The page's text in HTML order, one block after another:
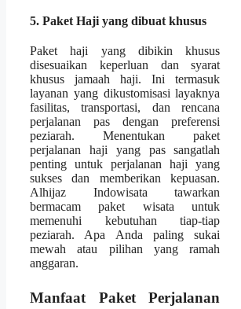
5. Paket Haji yang dibuat khusus
Paket haji yang dibikin khusus
disesuaikan keperluan dan syarat
khusus jamaah haji. Ini termasuk
layanan yang dikustomisasi layaknya
fasilitas, transportasi, dan rencana
perjalanan pas dengan preferensi
peziarah. Menentukan paket
perjalanan haji yang pas sangatlah
penting untuk perjalanan haji yang
sukses dan memberikan kepuasan.
Alhijaz Indowisata tawarkan
bermacam paket wisata untuk
memenuhi kebutuhan tiap-tiap
peziarah. Apa Anda paling sukai
mewah atau pilihan yang ramah
anggaran.
Manfaat Paket Perjalanan